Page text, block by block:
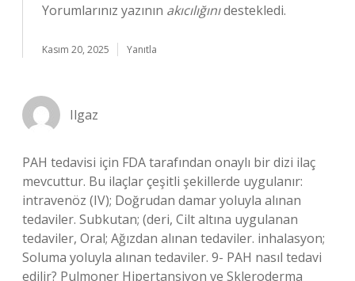
Yorumlarınız yazının akıcılığınıdestekledi.
Kasım 20, 2025 Yanıtla
Ilgaz
PAH tedavisi için FDA tarafından onaylı bir dizi ilaç
mevcuttur. Bu ilaçlar çeşitli şekillerde uygulanır:
intravenöz (IV); Doğrudan damar yoluyla alınan
tedaviler. Subkutan; (deri, Cilt altına uygulanan
tedaviler, Oral; Ağızdan alınan tedaviler. inhalasyon;
Soluma yoluyla alınan tedaviler. 9- PAH nasıl tedavi
edilir? Pulmoner Hipertansiyon ve Skleroderma